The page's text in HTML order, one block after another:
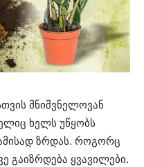
მნიშვნელოვან
ხელს უწყობს
ზრდას. როგორც
გაიზრდება ყვავილები.